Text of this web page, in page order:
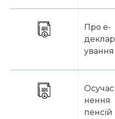
Про e-
деклар
ування
Осучас
нення
пенсій